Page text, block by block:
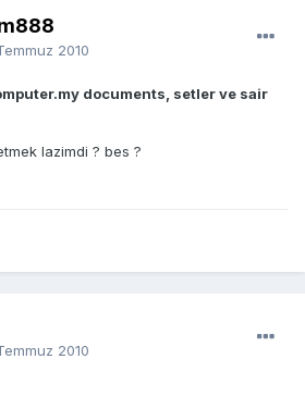
2010
documents, setler ve sair
lazimdi ? bes ?
2010